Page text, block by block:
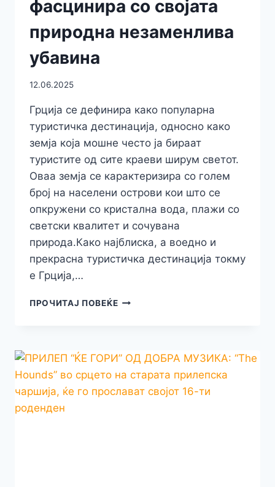
ВО
ЕДНО
фасцинира со својата
природна незаменлива
убавина
12.06.2025
Грција се дефинира како популарна
туристичка дестинација, односно како
земја која мошне често ја бираат
туристите од сите краеви ширум светот.
Оваа земја се карактеризира со голем
број на населени острови кои што се
опкружени со кристална вода, плажи со
светски квалитет и сочувана
природа.Како најблиска, а воедно и
прекрасна туристичка дестинација токму
е Грција,…
ПРОЧИТАЈ ПОВЕЌЕГРЧКИОТ
СО
СВОЈАТА
ПРИРОДНА
НЕЗАМЕНЛИВА